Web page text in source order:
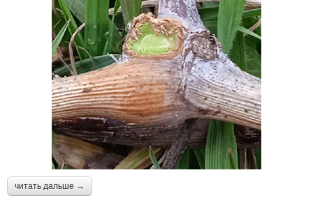
читать дальше →